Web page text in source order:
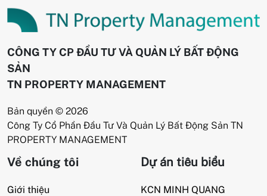
CÔNG TY CP ĐẦU TƯ VÀ QUẢN LÝ BẤT ĐỘNG
SẢN
TN PROPERTY MANAGEMENT
Bản quyền © 2026
Công Ty Cổ Phần Đầu Tư Và Quản Lý Bất Động Sản TN
PROPERTY MANAGEMENT
Về chúng tôi
Giới thiệu
Dự án tiêu biểu
KCN MINH QUANG